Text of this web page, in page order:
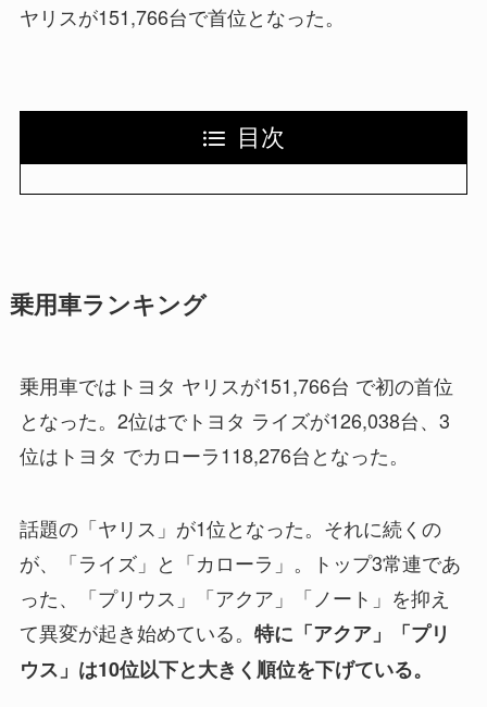
ヤリスが151,766台で首位となった。
目次
乗用車ランキング
乗用車ではトヨタ ヤリスが151,766台 で初の首位
となった。2位はでトヨタ ライズが126,038台、3
位はトヨタ でカローラ118,276台となった。
話題の「ヤリス」が1位となった。それに続くの
が、「ライズ」と「カローラ」。トップ3常連であ
った、「プリウス」「アクア」「ノート」を抑え
て異変が起き始めている。 特に「アクア」「プリ
ウス」は10位以下と大きく順位を下げている。